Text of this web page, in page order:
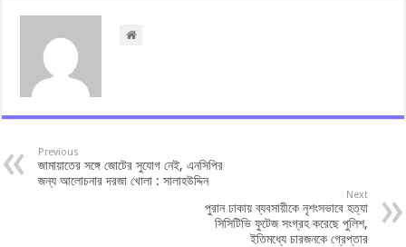
Previous
জামায়াতের সঙ্গে জোটের সুযোগ নেই, এনসিপির
জন্য আলোচনার দরজা খোলা : সালাহউদ্দিন
Next
পুরান ঢাকায় ব্যবসায়ীকে নৃশংসভাবে হত্যা
সিসিটিভি ফুটেজ সংগ্রহ করেছে পুলিশ,
ইতিমধ্যে চারজনকে গ্রেপ্তার